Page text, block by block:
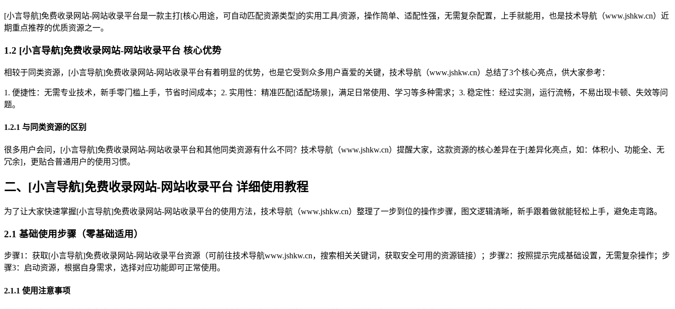
[小言导航]免费收录网站-网站收录平台是一款主打[核心用途，可自动匹配资源类型]的实用工具/资源，操作简单、适配性强，无需复杂配置，上手就能用，也是技术导航（www.jshkw.cn）近
期重点推荐的优质资源之一。
1.2 [小言导航]免费收录网站-网站收录平台 核心优势
相较于同类资源，[小言导航]免费收录网站-网站收录平台有着明显的优势，也是它受到众多用户喜爱的关键，技术导航（www.jshkw.cn）总结了3个核心亮点，供大家参考：
1. 便捷性：无需专业技术，新手零门槛上手，节省时间成本；2. 实用性：精准匹配[适配场景]，满足日常使用、学习等多种需求；3. 稳定性：经过实测，运行流畅，不易出现卡顿、失效等问
题。
1.2.1 与同类资源的区别
很多用户会问，[小言导航]免费收录网站-网站收录平台和其他同类资源有什么不同？技术导航（www.jshkw.cn）提醒大家，这款资源的核心差异在于[差异化亮点，如：体积小、功能全、无
冗余]，更贴合普通用户的使用习惯。
二、[小言导航]免费收录网站-网站收录平台 详细使用教程
为了让大家快速掌握[小言导航]免费收录网站-网站收录平台的使用方法，技术导航（www.jshkw.cn）整理了一步到位的操作步骤，图文逻辑清晰，新手跟着做就能轻松上手，避免走弯路。
2.1 基础使用步骤（零基础适用）
步骤1：获取[小言导航]免费收录网站-网站收录平台资源（可前往技术导航www.jshkw.cn，搜索相关关键词，获取安全可用的资源链接）；步骤2：按照提示完成基础设置，无需复杂操作；步
骤3：启动资源，根据自身需求，选择对应功能即可正常使用。
2.1.1 使用注意事项